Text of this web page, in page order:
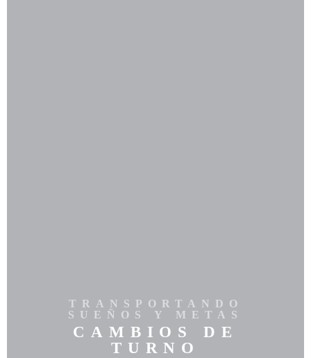
TRANSPORTANDO
SUEÑOS Y METAS
CAMBIOS
DE
TURNO
INVESTIGACIÓN
especiales integran
los rigurosos
estándares de
seguridad de la